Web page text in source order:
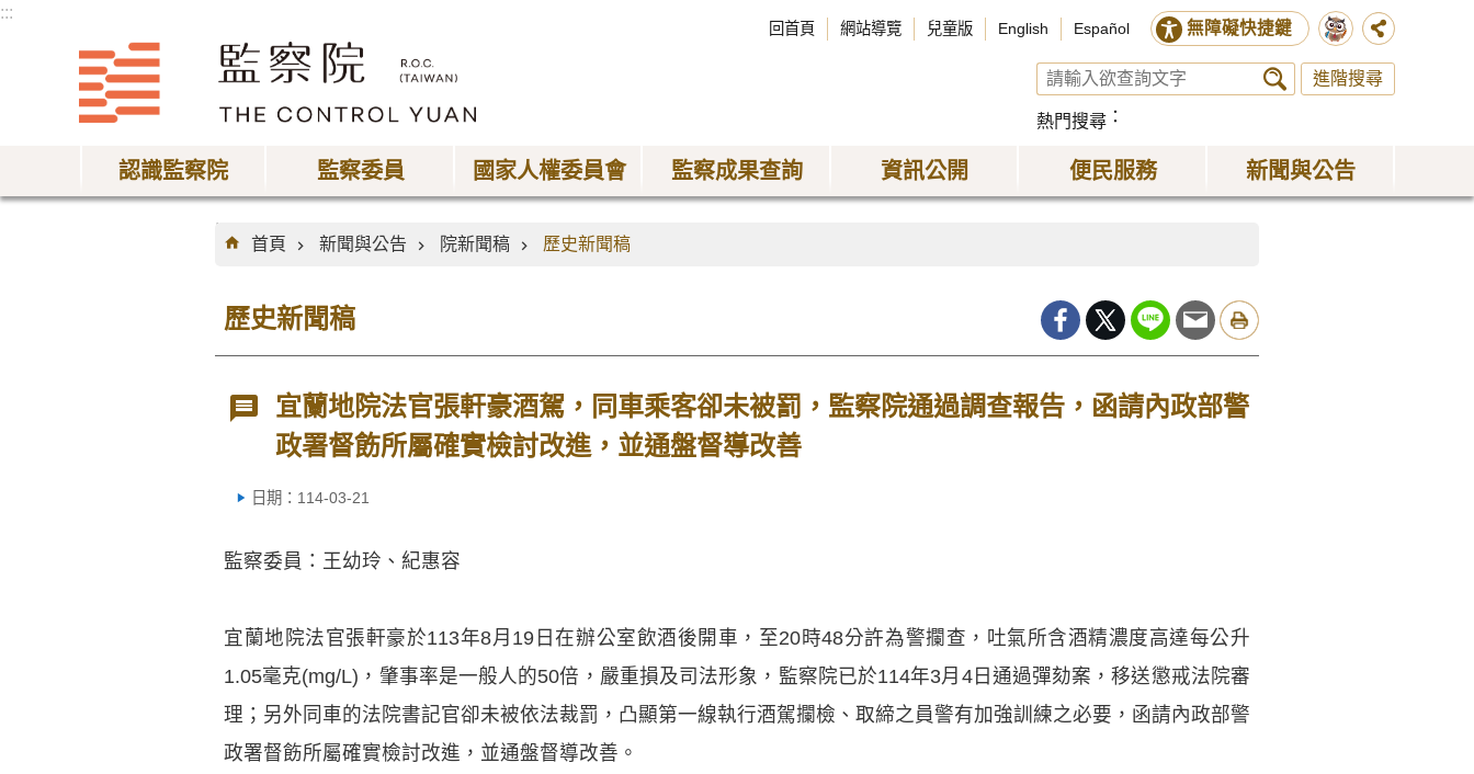
:::
回首頁 網站導覽 兒童版 English Español 無障礙快捷鍵
進階搜尋
熱門搜尋
認識監察院 監察委員 國家人權委員會 監察成果查詢 資訊公開 便民服務 新聞與公告
:::
首頁
新聞與公告 院新聞稿 歷史新聞稿
歷史新聞稿
宜蘭地院法官張軒豪酒駕，同車乘客卻未被罰，監察院通過調查報告，函請內政部警
政署督飭所屬確實檢討改進，並通盤督導改善
日期：114-03-21
監察委員：王幼玲、紀惠容
宜蘭地院法官張軒豪於113年8月19日在辦公室飲酒後開車，至20時48分許為警攔查，吐氣所含酒精濃度高達每公升
1.05毫克(mg/L)，肇事率是一般人的50倍，嚴重損及司法形象，監察院已於114年3月4日通過彈劾案，移送懲戒法院審
理；另外同車的法院書記官卻未被依法裁罰，凸顯第一線執行酒駕攔檢、取締之員警有加強訓練之必要，函請內政部警
政署督飭所屬確實檢討改進，並通盤督導改善。